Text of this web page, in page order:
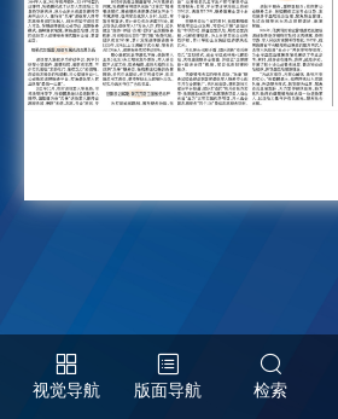
视觉导航 版面导航 检索